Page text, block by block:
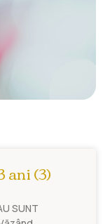
ani (3)
SUNT